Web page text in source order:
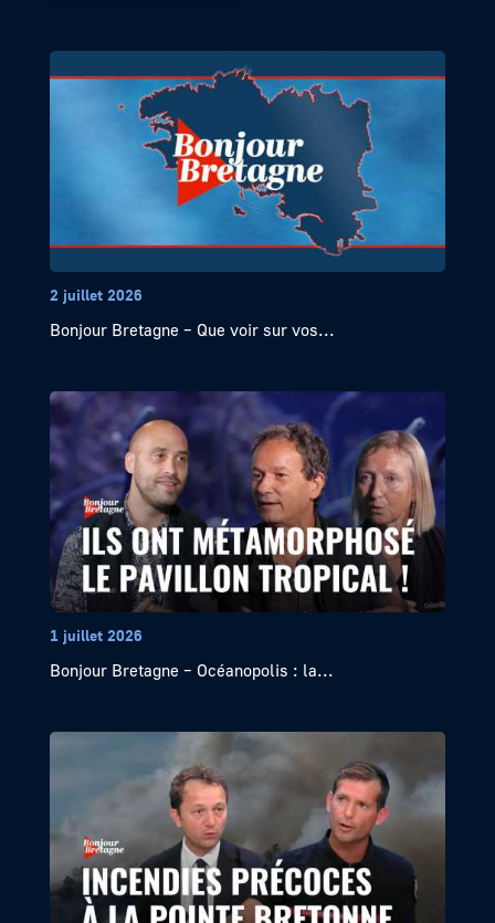
2 juillet 2026
Bonjour Bretagne – Que voir sur vos...
1 juillet 2026
Bonjour Bretagne – Océanopolis : la...